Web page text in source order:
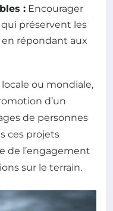
: Encourager
préservent les
répondant aux
ou mondiale,
d’un
de personnes
ces projets
de l’engagement
sur le terrain.